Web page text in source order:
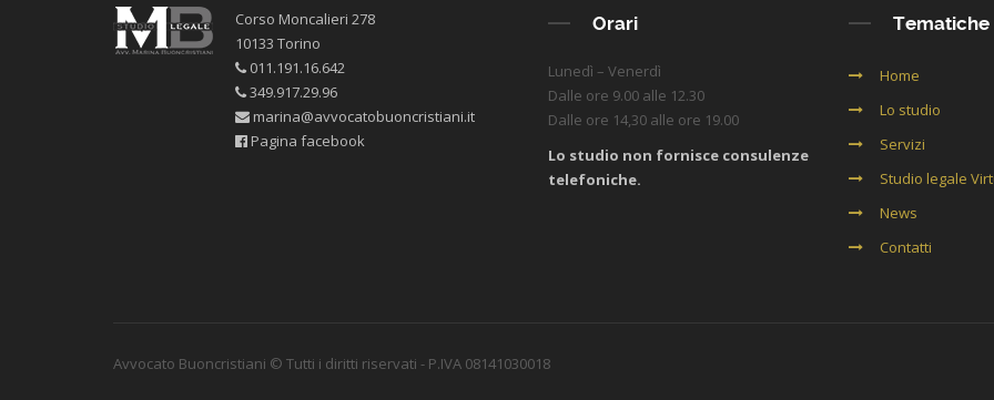
Corso Moncalieri 278
10133 Torino
011.191.16.642
349.917.29.96
marina@avvocatobuoncristiani.it
Pagina facebook
Orari
Lunedì – Venerdì
Dalle ore 9.00 alle 12.30
Dalle ore 14,30 alle ore 19.00
Lo studio non fornisce consulenze
telefoniche.
Tematiche
Home
Lo studio
Servizi
Studio legale
News
Contatti
Avvocato Buoncristiani © Tutti i diritti riservati - P.IVA 08141030018